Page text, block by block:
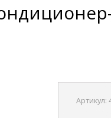
Артикул: